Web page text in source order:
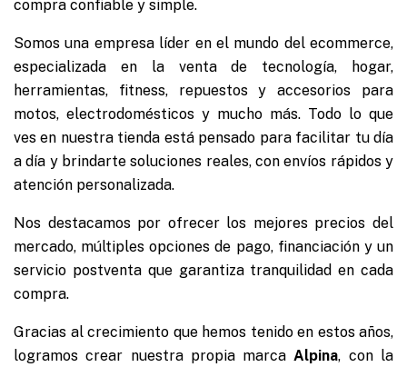
compra confiable y simple.
Somos una empresa líder en el mundo del ecommerce,
especializada en la venta de tecnología, hogar,
herramientas, fitness, repuestos y accesorios para
motos, electrodomésticos y mucho más. Todo lo que
ves en nuestra tienda está pensado para facilitar tu día
a día y brindarte soluciones reales, con envíos rápidos y
atención personalizada.
Nos destacamos por ofrecer los mejores precios del
mercado, múltiples opciones de pago, financiación y un
servicio postventa que garantiza tranquilidad en cada
compra.
Gracias al crecimiento que hemos tenido en estos años,
logramos crear nuestra propia marcaAlpina, con la